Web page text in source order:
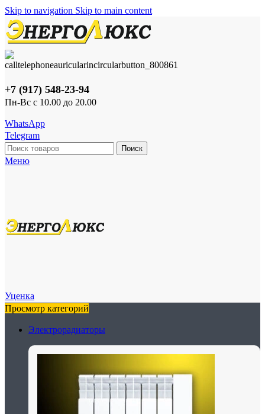
Skip to navigation Skip to main content
+7 (917) 548-23-94
Пн-Вс с 10.00 до 20.00
WhatsApp
Telegram
Поиск
Меню
Уценка
Просмотр категорий
Электрорадиаторы